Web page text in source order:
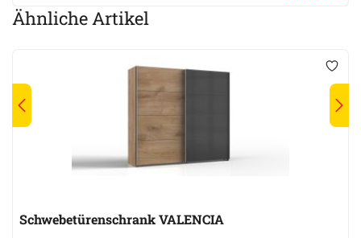
Ähnliche Artikel
Schwebetürenschrank VALENCIA